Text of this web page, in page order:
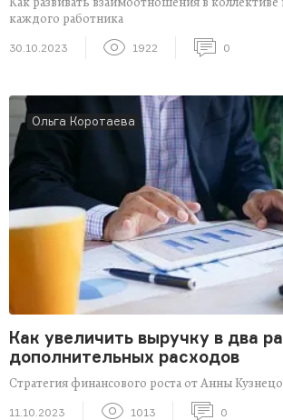
Как развивать взаимоотношения в коллективе
каждого работника
30.10.2023 1922 0
Ольга Коротаева
Как увеличить выручку в два
дополнительных расходов
Стратегия финансового роста от Анны
11.10.2023 1013 0